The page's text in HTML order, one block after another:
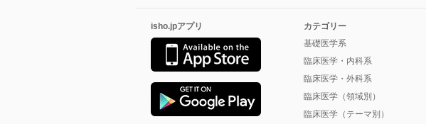
isho.jpアプリ
カテゴリー
基礎医学系
臨床医学・内科系
臨床医学・外科系
臨床医学（領域別）
臨床医学（テーマ別）